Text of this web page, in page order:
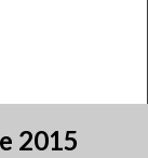
2015